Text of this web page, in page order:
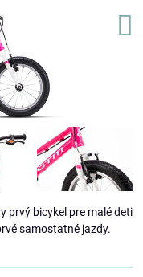
prvý bicykel pre malé deti
samostatné jazdy.